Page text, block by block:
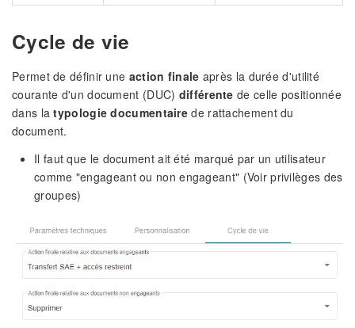
Cycle de vie
Permet de définir une action finale après la durée d'utilité
courante d'un document (DUC) différente de celle positionnée
dans latypologie documentaire de rattachement du
document.
Il faut que le document ait été marqué par un utilisateur
comme "engageant ou non engageant" (Voir privilèges des
groupes)